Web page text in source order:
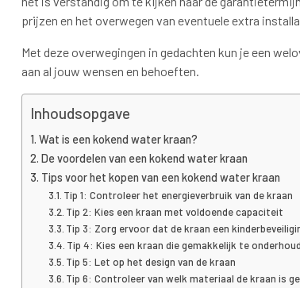
prijzen en het overwegen van eventuele extra
Met deze overwegingen in gedachten kun je een
aan al jouw wensen en behoeften.
Inhoudsopgave
Wat is een kokend water kraan?
De voordelen van een kokend water kraan
Tips voor het kopen van een kokend water kraan
Tip 1: Controleer het energieverbruik van de kraan
Tip 2: Kies een kraan met voldoende capaciteit
Tip 3: Zorg ervoor dat de kraan een
Tip 4: Kies een kraan die gemakkelijk te
Tip 5: Let op het design van de kraan
Tip 6: Controleer van welk materiaal de kraan is